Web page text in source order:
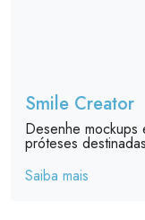
Smile Creator
Desenhe
próteses
Saiba mais